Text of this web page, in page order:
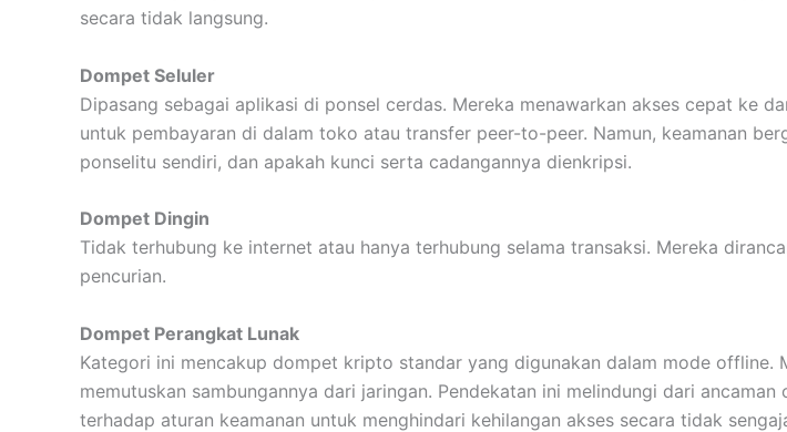
secara tidak langsung.
Dompet Seluler
Dipasang sebagai aplikasi di ponsel cerdas. Mereka menawarkan akses cepat ke
untuk pembayaran di dalam toko atau transfer peer-to-peer. Namun, keamanan
ponselitu sendiri, dan apakah kunci serta cadangannya dienkripsi.
Dompet Dingin
Tidak terhubung ke internet atau hanya terhubung selama transaksi. Mereka
pencurian.
Dompet Perangkat Lunak
Kategori ini mencakup dompet kripto standar yang digunakan dalam mode
memutuskan sambungannya dari jaringan. Pendekatan ini melindungi dari
terhadap aturan keamanan untuk menghindari kehilangan akses secara tidak